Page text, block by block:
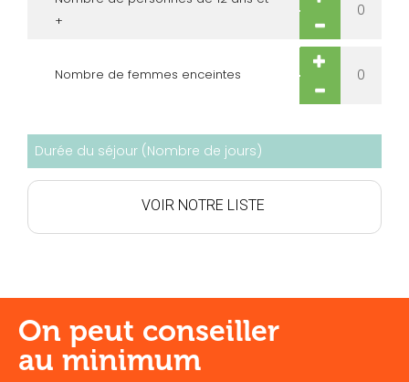
+
Nombre de femmes enceintes
On peut conseiller
au minimum